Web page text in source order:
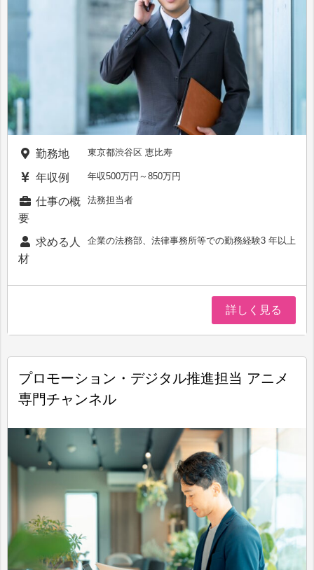
勤務地 東京都渋谷区 恵比寿
年収例 年収500万円～850万円
仕事の概
要
法務担当者
求める人
材
企業の法務部、法律事務所等での勤務経験3 年以上
詳しく見る
プロモーション・デジタル推進担当 アニメ
専門チャンネル